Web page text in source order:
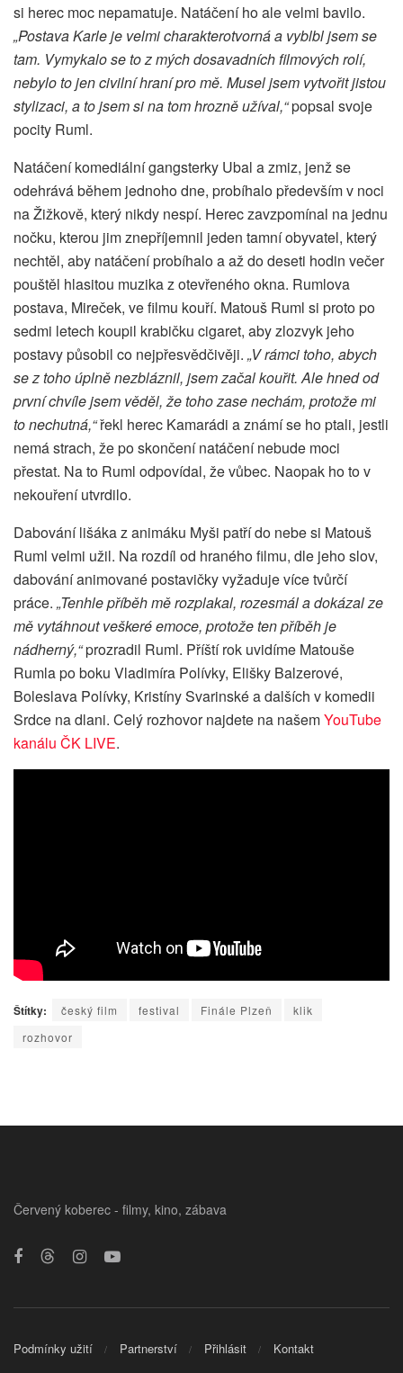
si herec moc nepamatuje. Natáčení ho ale velmi bavilo.
„Postava Karle je velmi charakterotvorná a vyblbl jsem se
tam. Vymykalo se to z mých dosavadních filmových rolí,
nebylo to jen civilní hraní pro mě. Musel jsem vytvořit jistou
stylizaci, a to jsem si na tom hrozně užíval,“popsal svoje
pocity Ruml.
Natáčení komediální gangsterky Ubal a zmiz, jenž se
odehrává během jednoho dne, probíhalo především v noci
na Žižkově, který nikdy nespí. Herec zavzpomínal na jednu
nočku, kterou jim znepříjemnil jeden tamní obyvatel, který
nechtěl, aby natáčení probíhalo a až do deseti hodin večer
pouštěl hlasitou muzika z otevřeného okna. Rumlova
postava, Mireček, ve filmu kouří. Matouš Ruml si proto po
sedmi letech koupil krabičku cigaret, aby zlozvyk jeho
postavy působil co nejpřesvědčivěji. „V rámci toho, abych
se z toho úplně nezbláznil, jsem začal kouřit. Ale hned od
první chvíle jsem věděl, že toho zase nechám, protože mi
to nechutná,“řekl herec Kamarádi a známí se ho ptali, jestli
nemá strach, že po skončení natáčení nebude moci
přestat. Na to Ruml odpovídal, že vůbec. Naopak ho to v
nekouření utvrdilo.
Dabování lišáka z animáku Myši patří do nebe si Matouš
Ruml velmi užil. Na rozdíl od hraného filmu, dle jeho slov,
dabování animované postavičky vyžaduje více tvůrčí
práce. „Tenhle příběh mě rozplakal, rozesmál a dokázal ze
mě vytáhnout veškeré emoce, protože ten příběh je
nádherný,“prozradil Ruml. Příští rok uvidíme Matouše
Rumla po boku Vladimíra Polívky, Elišky Balzerové,
Boleslava Polívky, Kristíny Svarinské a dalších v komedii
Srdce na dlani. Celý rozhovor najdete na našemYouTube
kanálu ČK LIVE.
Štítky: český film festival Finále Plzeň
klik
rozhovor
Červený koberec - filmy, kino, zábava
Podmínky užití Partnerství Přihlásit Kontakt